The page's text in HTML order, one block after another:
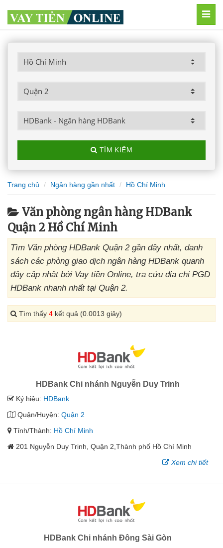
TÌM KIẾM
Trang chủ Ngân hàng gần nhất Hồ Chí Minh
Văn phòng ngân hàng HDBank
Quận 2 Hồ Chí Minh
Tìm Văn phòng HDBank Quận 2 gần đây nhất, danh
sách các phòng giao dịch ngân hàng HDBank quanh
đây cập nhật bởi Vay tiền Online, tra cứu địa chỉ PGD
HDBank nhanh nhất tại Quận 2.
Tìm thấy 4 kết quả (0.0013 giây)
HDBank Chi nhánh Nguyễn Duy Trinh
Ký hiệu: HDBank
Quận/Huyện: Quận 2
Tỉnh/Thành: Hồ Chí Minh
201 Nguyễn Duy Trinh, Quận 2,Thành phố Hồ Chí Minh
Xem chi tiết
HDBank Chi nhánh Đông Sài Gòn